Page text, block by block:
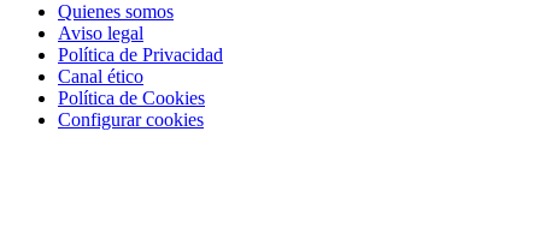
Quienes somos
Aviso legal
Política de Privacidad
Canal ético
Política de Cookies
Configurar cookies